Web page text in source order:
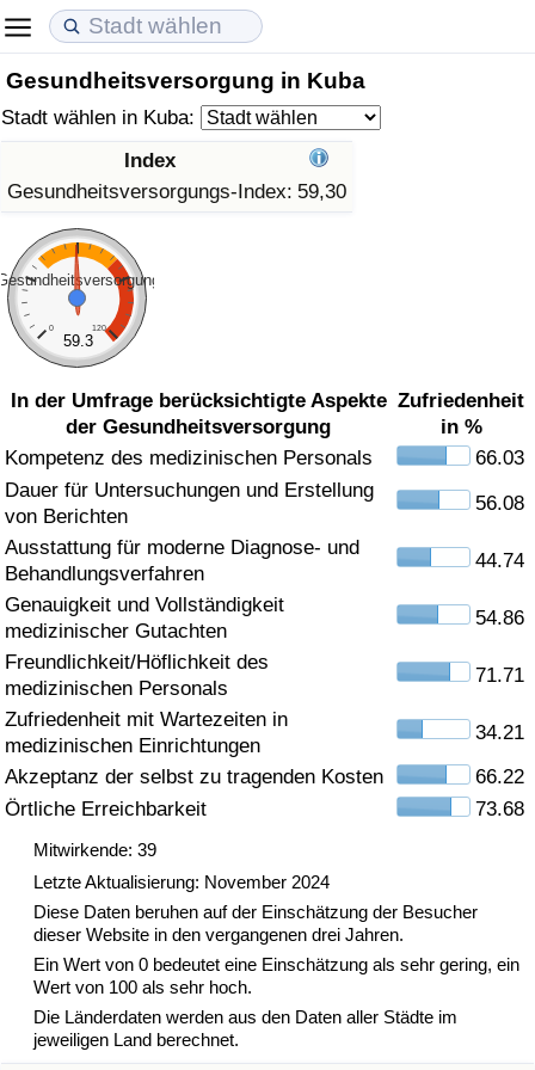
Gesundheitsversorgung in Kuba
Stadt wählen in Kuba:
Index
Gesundheitsversorgungs-Index: 59,30
0 120
59.3
In der Umfrage berücksichtigte Aspekte
der Gesundheitsversorgung
Zufriedenheit
in %
Kompetenz des medizinischen Personals
66.03
Dauer für Untersuchungen und Erstellung
von Berichten
56.08
Ausstattung für moderne Diagnose- und
Behandlungsverfahren
44.74
Genauigkeit und Vollständigkeit
medizinischer Gutachten
54.86
Freundlichkeit/Höflichkeit des
medizinischen Personals
71.71
Zufriedenheit mit Wartezeiten in
medizinischen Einrichtungen
34.21
Akzeptanz der selbst zu tragenden Kosten
66.22
Örtliche Erreichbarkeit
73.68
Mitwirkende: 39
Letzte Aktualisierung: November 2024
Diese Daten beruhen auf der Einschätzung der Besucher
dieser Website in den vergangenen drei Jahren.
Ein Wert von 0 bedeutet eine Einschätzung als sehr gering, ein
Wert von 100 als sehr hoch.
Die Länderdaten werden aus den Daten aller Städte im
jeweiligen Land berechnet.
Lebenshaltungskosten
Lebenshaltungskosten-Index (aktuell)
Lebenshaltungskosten-Index
Lebenshaltungskosten-Index nach Land
in Akaba
Immobilienpreise
Immobilienpreis-Index (aktuell)
Immobilienpreis-Index
Immobilienpreis-Index nach Land
Lebensqualität
Lebensqualität-Index
Lebensqualität-Index (aktuell)
Lebensqualitätsindex nach Land
Kriminalität
Kriminalitäts-Index (aktuell)
Kriminalitäts-Index
Kriminalitätsindex nach Land
Gesundheitsversorgung
Gesundheitsversorgungs-Index (aktuell)
Gesundheitsversorgungs-Index
Gesundheitsversorgungs-Index nach Land
Umweltverschmutzung
Umweltverschmutzungs-Index (aktuell)
Verschmutzungsindex
Verkehr